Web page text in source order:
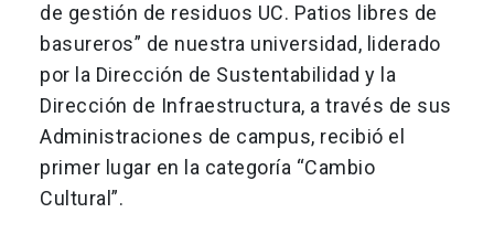
de gestión de residuos UC. Patios libres de
basureros” de nuestra universidad, liderado
por la Dirección de Sustentabilidad y la
Dirección de Infraestructura, a través de sus
Administraciones de campus, recibió el
primer lugar en la categoría “Cambio
Cultural”.